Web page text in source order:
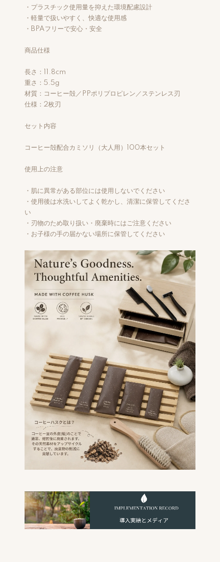
・プラスチック使用量を抑えた環境配慮設計
・軽量で扱いやすく、快適な使用感
・BPAフリーで安心・安全
商品仕様
長さ：11.8cm
重さ：5.5g
材質：コーヒー殻／PPポリプロピレン／ステンレス刃
仕様：2枚刃
セット内容
コーヒー殻配合カミソリ（大人用）100本セット
使用上の注意
・肌に異常がある部位には使用しないでください
・使用後は水洗いしてよく乾かし、清潔に保管してくださ
い
・刃物のため取り扱い・廃棄時にはご注意ください
・お子様の手の届かない場所に保管してください